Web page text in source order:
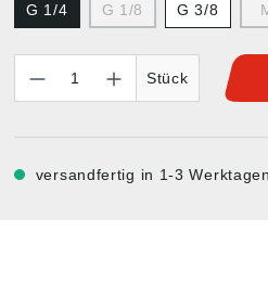
G 1/4 G 1/8 G 3/8
Stück
versandfertig in 1-3 Werktagen